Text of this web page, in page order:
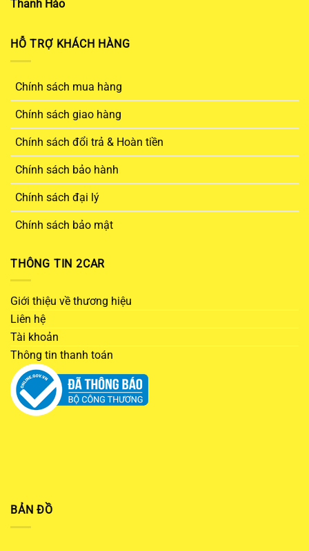
Thanh Hào
HỖ TRỢ KHÁCH HÀNG
Chính sách mua hàng
Chính sách giao hàng
Chính sách đổi trả & Hoàn tiền
Chính sách bảo hành
Chính sách đại lý
Chính sách bảo mật
THÔNG TIN 2CAR
Giới thiệu về thương hiệu
Liên hệ
Tài khoản
Thông tin thanh toán
BẢN ĐỒ